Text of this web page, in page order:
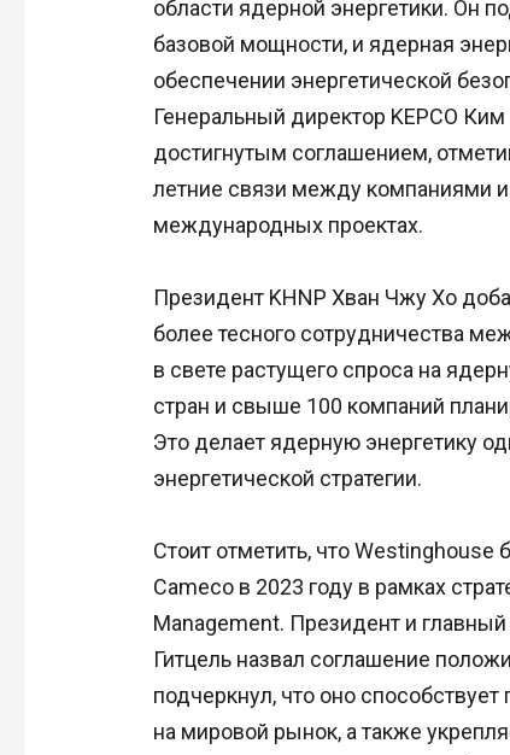
области ядерной энергетики. Он
базовой мощности, и ядерная
обеспечении энергетической
Генеральный директор KEPCO
достигнутым соглашением,
летние связи между компаниями и
международных проектах.
Президент KHNP Хван Чжу Хо
более тесного сотрудничества
в свете растущего спроса на
стран и свыше 100 компаний
Это делает ядерную энергетику
энергетической стратегии.
Стоит отметить, что
Cameco в 2023 году в рамках
Management. Президент и
Гитцель назвал соглашение
подчеркнул, что оно
на мировой рынок, а также